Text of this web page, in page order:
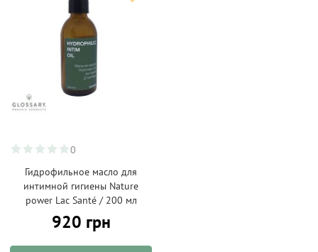
0
Гидрофильное масло для
интимной гигиены Nature
power Lac Santé / 200 мл
920 грн